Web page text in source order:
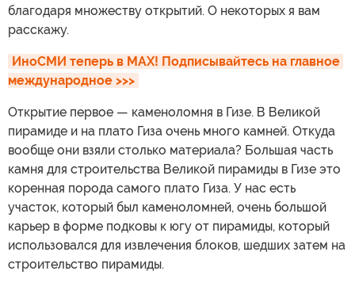
благодаря множеству открытий. О некоторых я вам
расскажу.
ИноСМИ теперь в MAX! Подписывайтесь на главное
международное >>>
Открытие первое — каменоломня в Гизе. В Великой
пирамиде и на плато Гиза очень много камней. Откуда
вообще они взяли столько материала? Большая часть
камня для строительства Великой пирамиды в Гизе это
коренная порода самого плато Гиза. У нас есть
участок, который был каменоломней, очень большой
карьер в форме подковы к югу от пирамиды, который
использовался для извлечения блоков, шедших затем на
строительство пирамиды.